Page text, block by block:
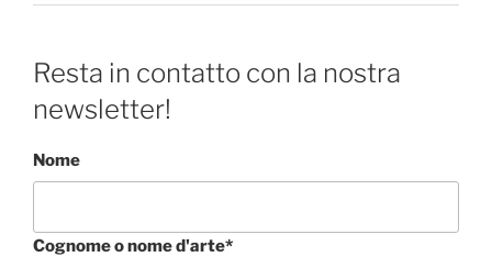
Resta in contatto con la nostra
newsletter!
Nome
Cognome o nome d'arte*